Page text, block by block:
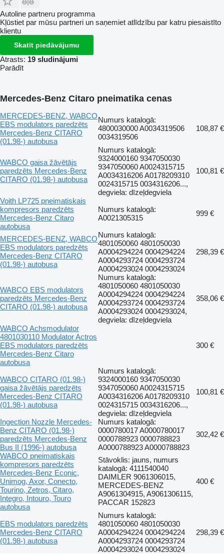
Autoline partneru programma
Kļūstiet par mūsu partneri un saņemiet atlīdzību par katru piesaistīto
klientu
Skatīt piedāvājumu
Atrasts: 19 sludinājumi
Parādīt
Mercedes-Benz Citaro pneimatika cenas
MERCEDES-BENZ, WABCO
EBS modulators paredzēts
Mercedes-Benz CITARO
(01.98-) autobusa
Numurs katalogā:
4800030000 A0034319506
0034319506
108,87 €
WABCO gaisa žāvētājs
paredzēts Mercedes-Benz
CITARO (01.98-) autobusa
Numurs katalogā:
9324000160 9347050030
9347050060 A0024315715
A0034316206 A0178209310
0024315715 0034316206...,
degviela: dīzeļdegviela
100,81 €
Voith LP725 pneimatiskais
kompresors paredzēts
Mercedes-Benz Citaro
autobusa
Numurs katalogā:
A0021305315
999 €
MERCEDES-BENZ, WABCO
EBS modulators paredzēts
Mercedes-Benz CITARO
(01.98-) autobusa
Numurs katalogā:
4801050060 4801050030
A0004294224 0004294224
A0004293724 0004293724
A0004293024 0004293024
298,39 €
WABCO EBS modulators
paredzēts Mercedes-Benz
CITARO (01.98-) autobusa
Numurs katalogā:
4801050060 4801050030
A0004294224 0004294224
A0004293724 0004293724
A0004293024 0004293024,
degviela: dīzeļdegviela
358,06 €
WABCO Achsmodulator
4801030110 Modulator Actros
EBS modulators paredzēts
Mercedes-Benz Citaro
autobusa
300 €
WABCO CITARO (01.98-)
gaisa žāvētājs paredzēts
Mercedes-Benz CITARO
(01.98-) autobusa
Numurs katalogā:
9324000160 9347050030
9347050060 A0024315715
A0034316206 A0178209310
0024315715 0034316206...,
degviela: dīzeļdegviela
100,81 €
Ingection Nozzle Mercedes-
Benz CITARO (01.98-)
paredzēts Mercedes-Benz
Bus II (1996-) autobusa
Numurs katalogā:
0000780017 A0000780017
0000788923 0000788823
A0000788923 A0000788823
302,42 €
WABCO pneimatiskais
kompresors paredzēts
Mercedes-Benz Econic,
Unimog, Axor, Conecto,
Tourino, Zetros, Citaro,
Integro, Intouro, Touro
autobusa
Stāvoklis: jauns, numurs
katalogā: 4111540040
DAIMLER 9061306015,
MERCEDES-BENZ
A9061304915, A9061306115,
PACCAR 152823
400 €
EBS modulators paredzēts
Mercedes-Benz CITARO
(01.98-) autobusa
Numurs katalogā:
4801050060 4801050030
A0004294224 0004294224
A0004293724 0004293724
A0004293024 0004293024
298,39 €